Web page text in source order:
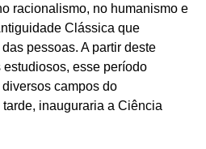
racionalismo, no humanismo e
Clássica que
pessoas. A partir deste
esse período
campos do
inauguraria a Ciência